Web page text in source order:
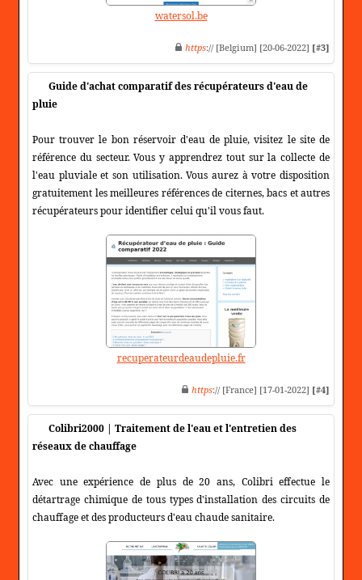
watersol.be
https:// [Belgium] [20-06-2022] [#3]
Guide d'achat comparatif des récupérateurs d'eau de
pluie
Pour trouver le bon réservoir d'eau de pluie, visitez le site de
référence du secteur. Vous y apprendrez tout sur la collecte de
l'eau pluviale et son utilisation. Vous aurez à votre disposition
gratuitement les meilleures références de citernes, bacs et autres
récupérateurs pour identifier celui qu'il vous faut.
recuperateurdeaudepluie.fr
https:// [France] [17-01-2022] [#4]
Colibri2000 | Traitement de l'eau et l'entretien des
réseaux de chauffage
Avec une expérience de plus de 20 ans, Colibri effectue le
détartrage chimique de tous types d'installation des circuits de
chauffage et des producteurs d'eau chaude sanitaire.